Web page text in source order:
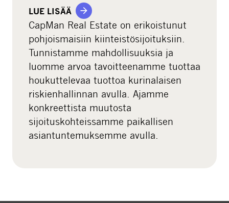
LUE LISÄÄ
CapMan Real Estate on erikoistunut
pohjoismaisiin kiinteistösijoituksiin.
Tunnistamme mahdollisuuksia ja
luomme arvoa tavoitteenamme tuottaa
houkuttelevaa tuottoa kurinalaisen
riskienhallinnan avulla. Ajamme
konkreettista muutosta
sijoituskohteissamme paikallisen
asiantuntemuksemme avulla.